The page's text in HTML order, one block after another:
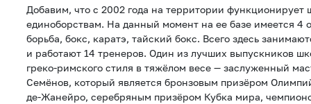
Добавим, что с 2002 года на территории функционирует
единоборствам. На данный момент на ее базе имеется 4
борьба, бокс, каратэ, тайский бокс. Всего здесь
и работают 14 тренеров. Один из лучших выпускников
греко-римского стиля в тяжёлом весе — заслуженный
Семёнов, который является бронзовым призёром
де-Жанейро, серебряным призёром Кубка мира,